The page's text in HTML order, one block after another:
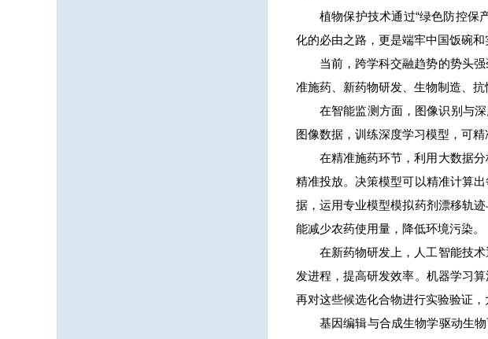
植物保护技术通过“绿色防控保
化的必由之路，更是端牢中国饭碗和
当前，跨学科交融趋势的势头
准施药、新药物研发、生物制造、
在智能监测方面，图像识别与
图像数据，训练深度学习模型，可
在精准施药环节，利用大数据
精准投放。决策模型可以精准计算
据，运用专业模型模拟药剂漂移轨
能减少农药使用量，降低环境污染。
在新药物研发上，人工智能技
发进程，提高研发效率。机器学习
再对这些候选化合物进行实验验证，
基因编辑与合成生物学驱动生